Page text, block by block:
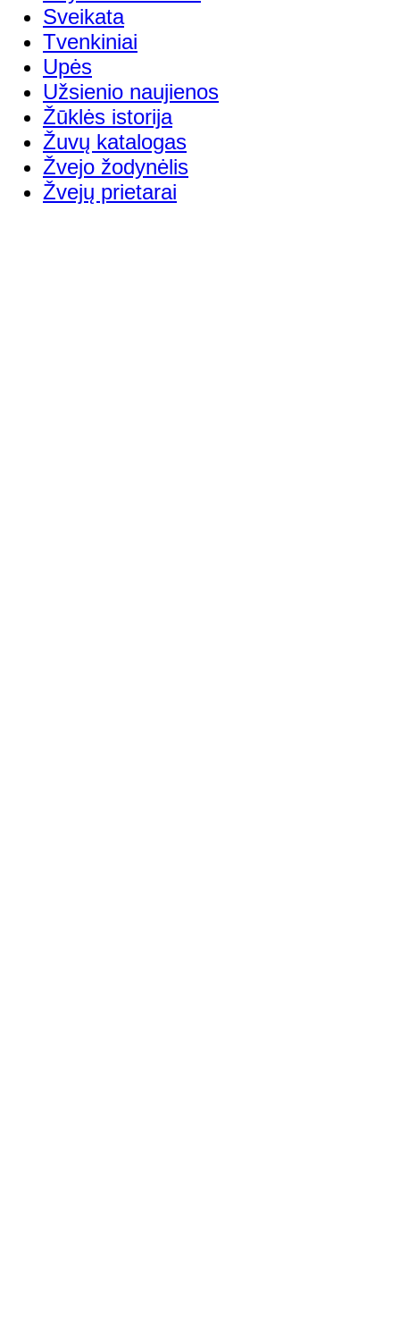
Sveikata
Tvenkiniai
Upės
Užsienio naujienos
Žūklės istorija
Žuvų katalogas
Žvejo žodynėlis
Žvejų prietarai